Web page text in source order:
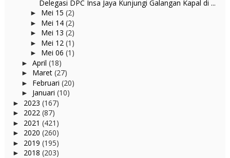
Delegasi DPC Insa Jaya Kunjungi Galangan Kapal di ...
► Mei 15 (2)
► Mei 14 (2)
► Mei 13 (2)
► Mei 12 (1)
► Mei 06 (1)
► April (18)
► Maret (27)
► Februari (20)
► Januari (10)
► 2023 (167)
► 2022 (87)
► 2021 (421)
► 2020 (260)
► 2019 (195)
► 2018 (203)